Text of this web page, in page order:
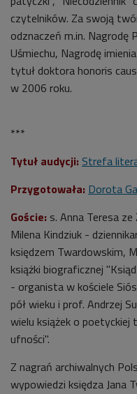
czytelników. Za swoją
odznaczeń m.in. Nagrodę
Uśmiechu, Nagrodę
tytuł doktora honoris
w 2006 roku.
***
Tytuł audycji: Strefa
Przygotowała: Dorota
Goście: s. Anna Teresa
Milena Kindziuk -
księdzem Twardowskim,
książki biograficznej
- organista w kościele
pół wieku i prof. Andrzej
wielu książek o
ufności".
Z nagrań archiwalnych
wypowiedzi księdza Jana